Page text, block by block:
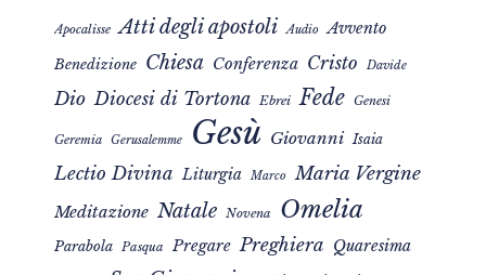
Apocalisse Atti degli apostoli Audio Avvento
Benedizione Chiesa Conferenza Cristo Davide
Dio Diocesi di Tortona Ebrei Fede Genesi
Geremia Gerusalemme Gesù Giovanni Isaia
Lectio Divina Liturgia Marco Maria Vergine
Meditazione Natale Novena Omelia
Parabola Pasqua Pregare Preghiera Quaresima